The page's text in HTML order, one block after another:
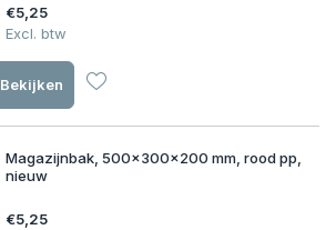
€5,25
Excl. btw
Bekijken
Magazijnbak, 500x300x200 mm, rood pp,
nieuw
€5,25